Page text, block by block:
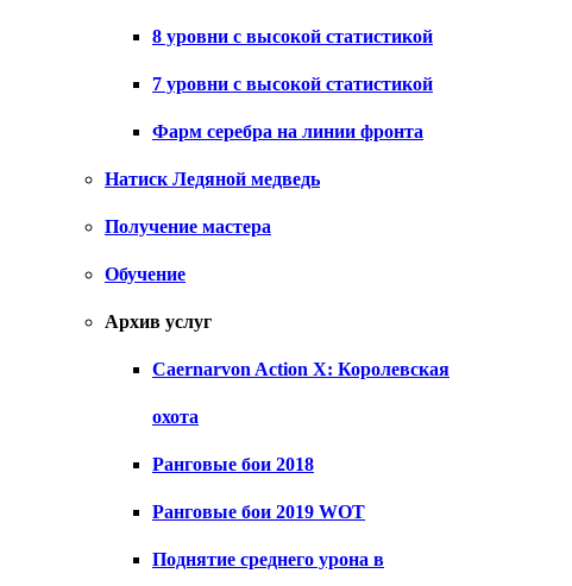
8 уровни с высокой статистикой
7 уровни с высокой статистикой
Фарм серебра на линии фронта
Натиск Ледяной медведь
Получение мастера
Обучение
Архив услуг
Caernarvon Action X: Королевская
охота
Ранговые бои 2018
Ранговые бои 2019 WOT
Поднятие среднего урона в